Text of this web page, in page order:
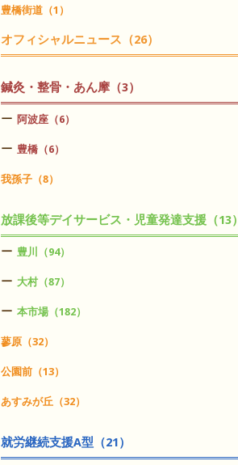
豊橋街道（1）
オフィシャルニュース（26）
鍼灸・整骨・あん摩（3）
阿波座（6）
豊橋（6）
我孫子（8）
放課後等デイサービス・児童発達支援（13）
豊川（94）
大村（87）
本市場（182）
蓼原（32）
公園前（13）
あすみが丘（32）
就労継続支援A型（21）